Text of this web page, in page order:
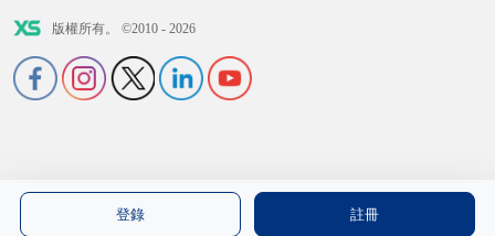
版權所有。 ©2010 - 2026
登錄 註冊